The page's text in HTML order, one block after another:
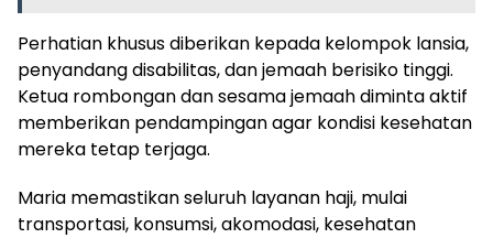
Perhatian khusus diberikan kepada kelompok lansia,
penyandang disabilitas, dan jemaah berisiko tinggi.
Ketua rombongan dan sesama jemaah diminta aktif
memberikan pendampingan agar kondisi kesehatan
mereka tetap terjaga.
Maria memastikan seluruh layanan haji, mulai
transportasi, konsumsi, akomodasi, kesehatan